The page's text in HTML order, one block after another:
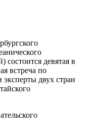
состоится девятая в
встреча по
эксперты двух стран